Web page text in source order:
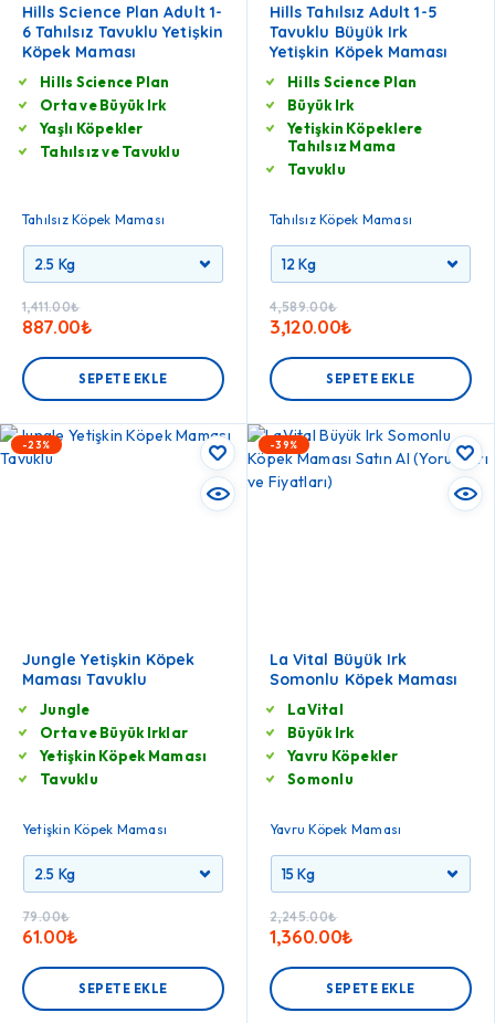
Hills Science Plan Adult 1-
6 Tahılsız Tavuklu Yetişkin
Köpek Maması
Hills Science Plan
Orta ve Büyük Irk
Yaşlı Köpekler
Tahılsız ve Tavuklu
Tahılsız Köpek Maması
1,411.00₺
887.00₺
SEPETE EKLE
Hills Tahılsız Adult 1-5
Tavuklu Büyük Irk
Yetişkin Köpek Maması
Hills Science Plan
Büyük Irk
Yetişkin Köpeklere
Tahılsız Mama
Tavuklu
Tahılsız Köpek Maması
4,589.00₺
3,120.00₺
SEPETE EKLE
-23%
Jungle Yetişkin Köpek
Maması Tavuklu
Jungle
Orta ve Büyük Irklar
Yetişkin Köpek Maması
Tavuklu
Yetişkin Köpek Maması
79.00₺
61.00₺
SEPETE EKLE
-39%
La Vital Büyük Irk
Somonlu Köpek Maması
LaVital
Büyük Irk
Yavru Köpekler
Somonlu
Yavru Köpek Maması
2,245.00₺
1,360.00₺
SEPETE EKLE